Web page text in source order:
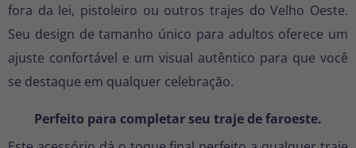
fora da lei, pistoleiro ou outros trajes do Velho Oeste.
Seu design de tamanho único para adultos oferece um
ajuste confortável e um visual autêntico para que você
se destaque em qualquer celebração.
Perfeito para completar seu traje de faroeste.